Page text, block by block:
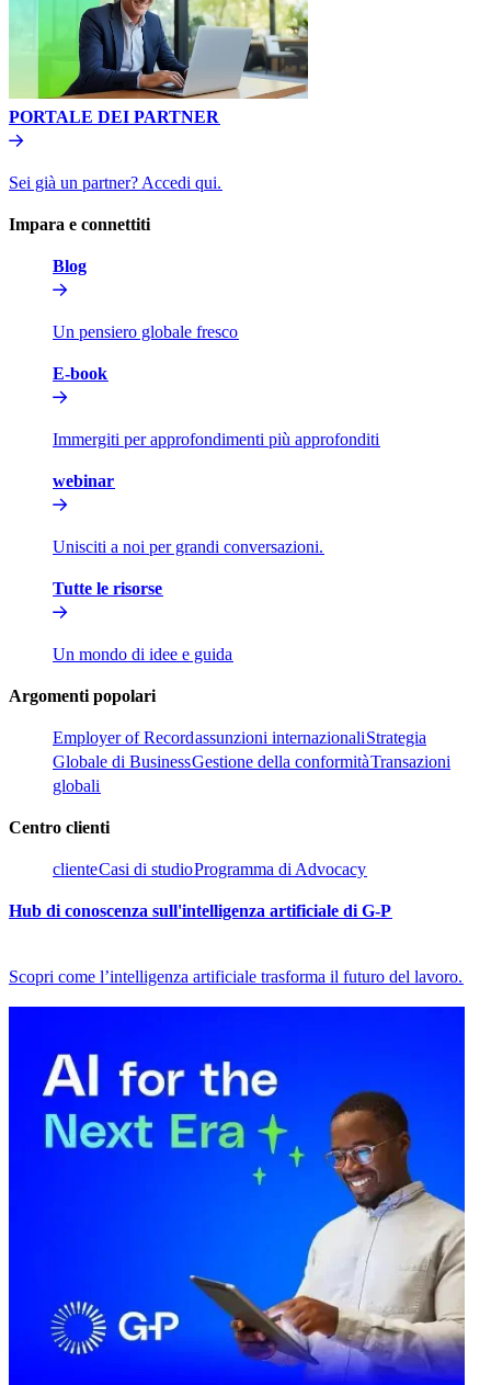
PORTALE DEI PARTNER​​
Sei già un partner? Accedi qui.​​
Impara e connettiti​​
Blog​​
Un pensiero globale fresco​​
E-book​​
Immergiti per approfondimenti più approfonditi​​
webinar​​
Unisciti a noi per grandi conversazioni.​​
Tutte le risorse​​
Un mondo di idee e guida​​
Argomenti popolari​​
Employer of Record​​assunzioni internazionali​​Strategia
Globale di Business​​Gestione della conformità​​Transazioni
globali​​
Centro clienti​​
cliente​​Casi di studio​​Programma di Advocacy​​
Hub di conoscenza sull'intelligenza artificiale di G-P​​
Scopri come l’intelligenza artificiale trasforma il futuro del lavoro.​​